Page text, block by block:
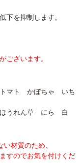
下を抑制します。
ございます。
マト かぼちゃ いち
うれん草 にら 白
材質のため、
すのでお気を付けくだ